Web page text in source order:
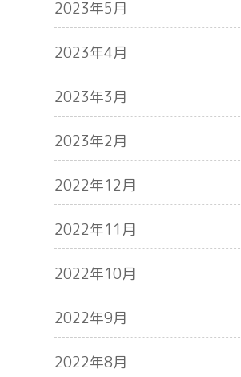
2023年5月
2023年4月
2023年3月
2023年2月
2022年12月
2022年11月
2022年10月
2022年9月
2022年8月